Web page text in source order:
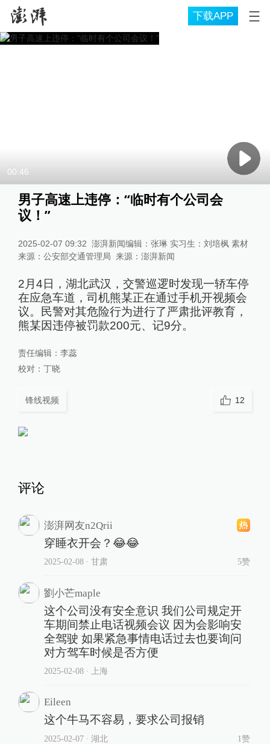
下载APP
00:46
男子高速上违停：“临时有个公司会
议！”
2025-02-07 09:32 澎湃新闻编辑：张琳 实习生：刘培枫 素材
来源：公安部交通管理局 来源： 澎湃新闻
2月4日，湖北武汉，交警巡逻时发现一轿车停
在应急车道，司机熊某正在通过手机开视频会
议。民警对其危险行为进行了严肃批评教育，
熊某因违停被罚款200元、记9分。
责任编辑： 李蕊
校对： 丁晓
锋线视频 12
评论
澎湃网友n2Qrii
穿睡衣开会？😂😂
2025-02-08∙ 甘肃 5赞
劉小芒maple
这个公司没有安全意识 我们公司规定开
车期间禁止电话视频会议 因为会影响安
全驾驶 如果紧急事情电话过去也要询问
对方驾车时候是否方便
2025-02-08∙ 上海
Eileen
这个牛马不容易，要求公司报销
2025-02-07∙ 湖北 1赞